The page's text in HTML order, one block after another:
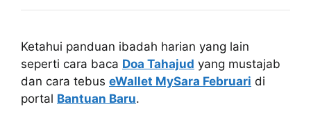
Ketahui panduan ibadah harian yang lain
seperti cara baca Doa Tahajud yang mustajab
dan cara tebus eWallet MySara Februari di
portal Bantuan Baru.